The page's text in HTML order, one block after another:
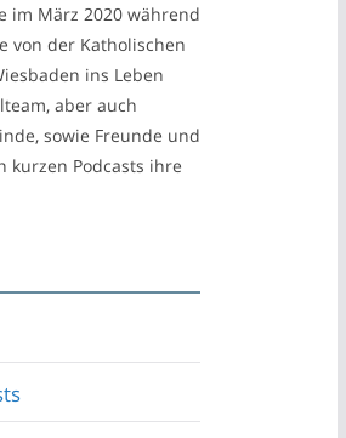
im März 2020 während
von der Katholischen
ins Leben
aber auch
sowie Freunde und
kurzen Podcasts ihre